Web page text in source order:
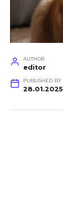
AUTHOR
editor
PUBLISHED BY
28.01.2025